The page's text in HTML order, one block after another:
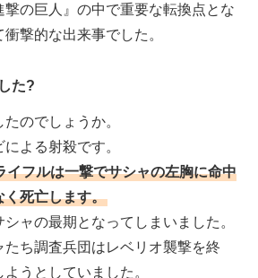
の巨人』の中で重要な転換点とな
撃的な出来事でした。
た?
のでしょうか。
よる射殺です。
イフルは一撃でサシャの左胸に命中
く死亡します。
ャの最期となってしまいました。
たち調査兵団はレベリオ襲撃を終
うとしていました。